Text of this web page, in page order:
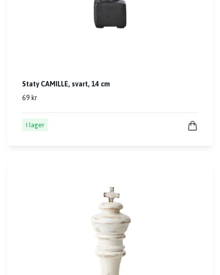
Staty CAMILLE, svart, 14 cm
69 kr
I lager